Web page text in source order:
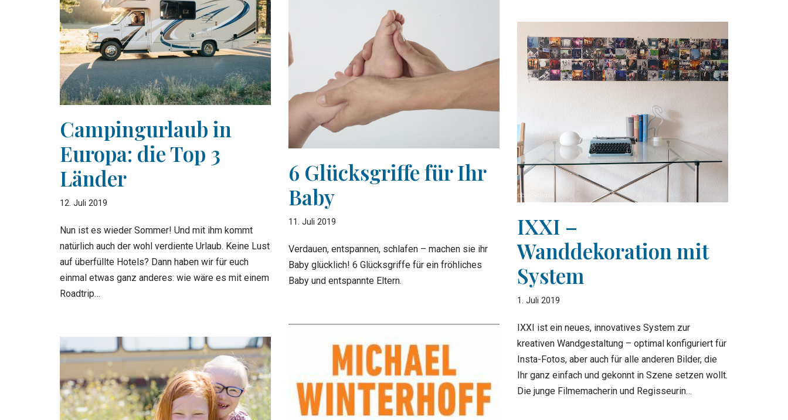
Campingurlaub in
Europa: die Top 3
Länder
12. Juli 2019
Nun ist es wieder Sommer! Und mit ihm kommt
natürlich auch der wohl verdiente Urlaub. Keine Lust
auf überfüllte Hotels? Dann haben wir für euch
einmal etwas ganz anderes: wie wäre es mit einem
Roadtrip…
6 Glücksgriffe für Ihr
Baby
11. Juli 2019
Verdauen, entspannen, schlafen – machen sie ihr
Baby glücklich! 6 Glücksgriffe für ein fröhliches
Baby und entspannte Eltern.
IXXI –
Wanddekoration mit
System
1. Juli 2019
IXXI ist ein neues, innovatives System zur
kreativen Wandgestaltung – optimal konfiguriert für
Insta-Fotos, aber auch für alle anderen Bilder, die
Ihr ganz einfach und gekonnt in Szene setzen wollt.
Die junge Filmemacherin und Regisseurin…